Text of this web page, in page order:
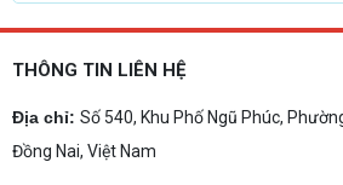
THÔNG TIN LIÊN HỆ
Địa chỉ: Số 540, Khu Phố Ngũ Phúc,
Đồng Nai, Việt Nam